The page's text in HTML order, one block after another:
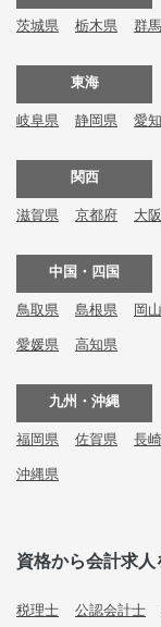
茨城県 栃木県 群
東海
岐阜県 静岡県 愛
関西
滋賀県 京都府 大
中国・四国
鳥取県 島根県 岡
愛媛県 高知県
九州・沖縄
福岡県 佐賀県 長
沖縄県
資格から会計求人
税理士 公認会計士